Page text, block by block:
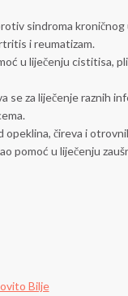
sindroma kroničnog
i reumatizam.
u liječenju cistitisa,
se za liječenje raznih
opeklina, čireva i
pomoć u liječenju
Bilje